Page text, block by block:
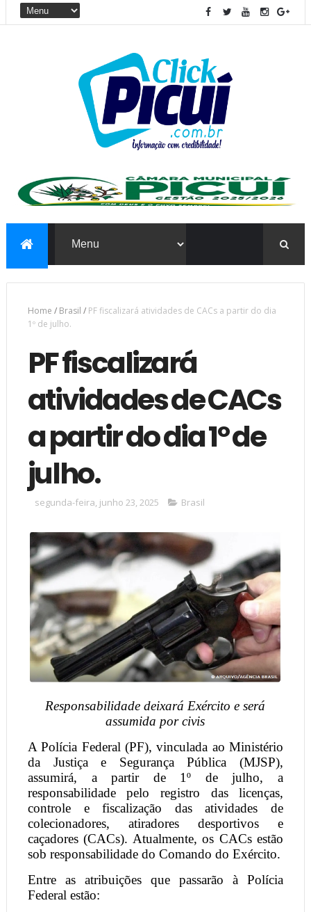
Home / Brasil / PF fiscalizará atividades de CACs a partir do dia
1º de julho.
PF fiscalizará
atividades de CACs
a partir do dia 1º de
julho.
segunda-feira, junho 23, 2025 Brasil
Responsabilidade deixará Exército e será
assumida por civis
A Polícia Federal (PF), vinculada ao Ministério
da Justiça e Segurança Pública (MJSP),
assumirá, a partir de 1º de julho, a
responsabilidade pelo registro das licenças,
controle e fiscalização das atividades de
colecionadores, atiradores desportivos e
caçadores (CACs). Atualmente, os CACs estão
sob responsabilidade do Comando do Exército.
Entre as atribuições que passarão à Polícia
Federal estão: